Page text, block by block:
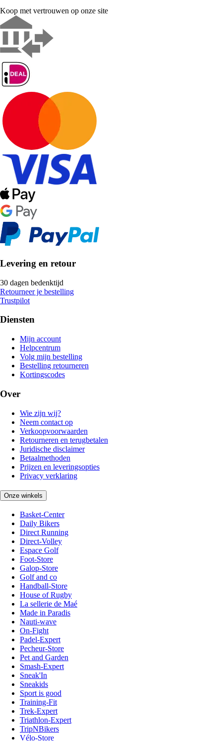
Koop met vertrouwen op onze site
Levering en retour
30 dagen bedenktijd
Retourneer je bestelling
Trustpilot
Diensten
Mijn account
Helpcentrum
Volg mijn bestelling
Bestelling retourneren
Kortingscodes
Over
Wie zijn wij?
Neem contact op
Verkoopvoorwaarden
Retourneren en terugbetalen
Juridische disclaimer
Betaalmethoden
Prijzen en leveringsopties
Privacy verklaring
Onze winkels
Basket-Center
Daily Bikers
Direct Running
Direct-Volley
Espace Golf
Foot-Store
Galop-Store
Golf and co
Handball-Store
House of Rugby
La sellerie de Maé
Made in Paradis
Nauti-wave
On-Fight
Padel-Expert
Pecheur-Store
Pet and Garden
Smash-Expert
Sneak'In
Sneakids
Sport is good
Training-Fit
Trek-Expert
Triathlon-Expert
TripNBikers
Vélo-Store